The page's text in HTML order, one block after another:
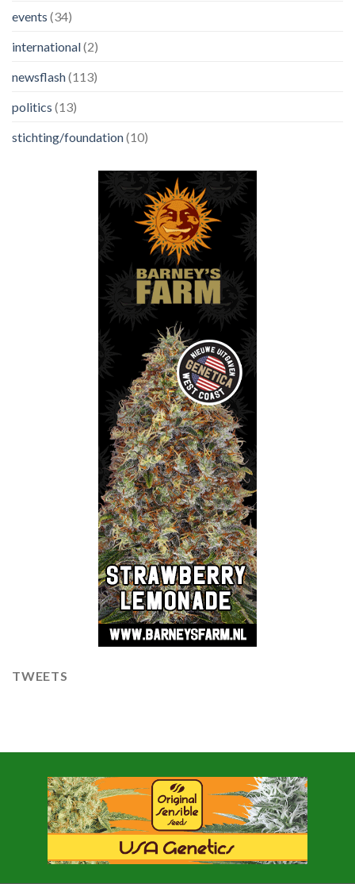
events (34)
international(2)
newsflash(113)
politics (13)
stichting/foundation(10)
TWEETS